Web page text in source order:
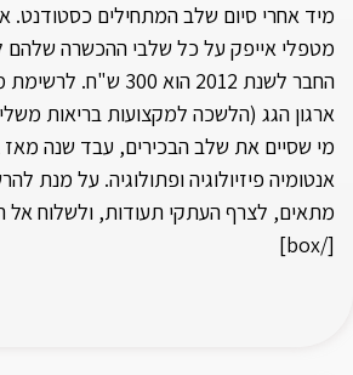
מיד אחרי סיום שלב המתחילים כסטודנט.
מטפלי אייפק על כל שלבי ההכשרה
החבר לשנת 2012 הוא
ארגון הגג (הלשכה למקצועות בריאות
מי שסיים את שלב הבכירים, עבד שנה
אנטומיה פיזיולוגיה ופתולוגיה. על מנת
מתאים, לצרף העתקי תעודות, ולשלוח אל
[/box]